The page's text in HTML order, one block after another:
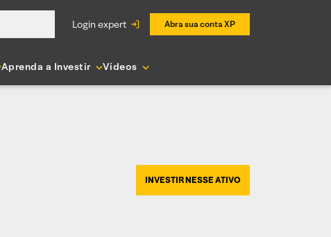
login expert Abra sua conta XP
Aprenda a Investir Vídeos
INVESTIR NESSE ATIVO